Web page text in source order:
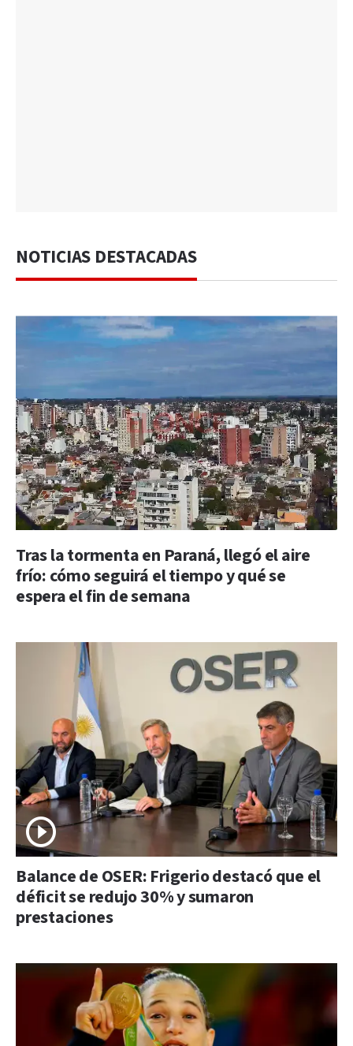
NOTICIAS DESTACADAS
Tras la tormenta en Paraná, llegó el aire
frío: cómo seguirá el tiempo y qué se
espera el fin de semana
Balance de OSER: Frigerio destacó que el
déficit se redujo 30% y sumaron
prestaciones